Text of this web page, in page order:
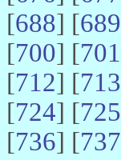
[688] [689
[700] [701
[712] [713
[724] [725
[736] [737